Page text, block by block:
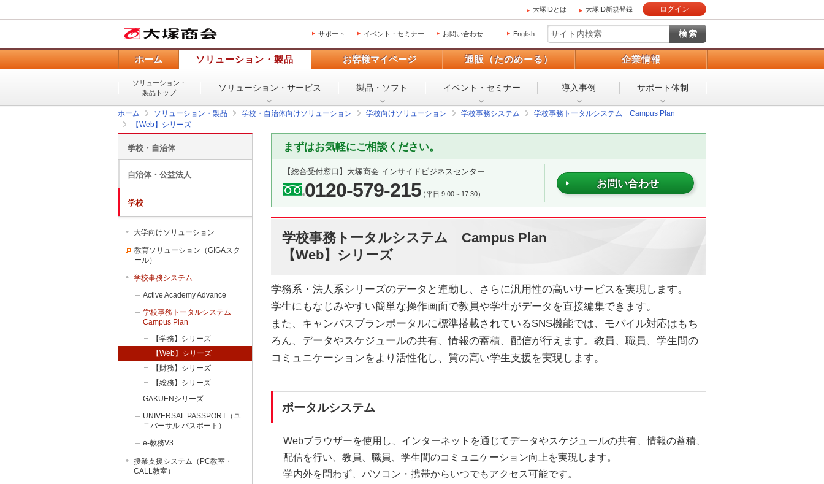
大塚IDとは 大塚ID新規登録 ログイン
サポート イベント・セミナー お問い合わせ English
ホーム ソリューション・製品 お客様マイページ 通販（たのめーる） 企業情報
ソリューション・
製品トップ
ソリューション・ サービス 製品・ソフト イベント・ セミナー 導入事例 サポート体制
ホーム ソリューション・製品 学校・自治体向けソリューション 学校向けソリューション 学校事務システム
学校事務トータルシステム Campus Plan
【Web】シリーズ
まずはお気軽にご相談ください。
【総合受付窓口】 大塚商会 インサイドビジネスセンター
0120-579-215（平日 9:00～17:30）
お問い合わせ
学校事務トータルシステム Campus Plan
【Web】シリーズ
学務系・法人系シリーズのデータと連動し、さらに汎用性の高いサービスを実現します。
学生にもなじみやすい簡単な操作画面で教員や学生がデータを直接編集できます。
また、キャンパスプランポータルに標準搭載されているSNS機能では、モバイル対応はもち
ろん、データやスケジュールの共有、情報の蓄積、配信が行えます。教員、職員、学生間の
コミュニケーションをより活性化し、質の高い学生支援を実現します。
ポータルシステム
Webブラウザーを使用し、インターネットを通じてデータやスケジュールの共有、情報の蓄積、
配信を行い、教員、職員、学生間のコミュニケーション向上を実現します。
学内外を問わず、パソコン・携帯からいつでもアクセス可能です。
学校・自治体
自治体・公益法人
学校
大学向けソリューション
教育ソリューション（GIGAスク
ール）
学校事務システム
Active Academy Advance
学校事務トータルシステム
Campus Plan
【学務】シリーズ
【Web】シリーズ
【財務】シリーズ
【総務】シリーズ
GAKUENシリーズ
UNIVERSAL PASSPORT（ユ
ニバーサル パスポート）
e-教務V3
授業支援システム（PC教室・
CALL教室）